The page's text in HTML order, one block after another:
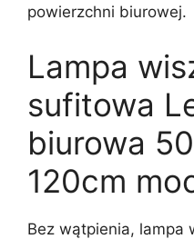
powierzchni biurowej.
Lampa
sufitowa
biurowa
120cm
Bez wątpienia, lampa